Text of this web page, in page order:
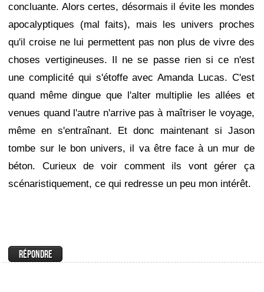
concluante. Alors certes, désormais il évite les mondes
apocalyptiques (mal faits), mais les univers proches
qu'il croise ne lui permettent pas non plus de vivre des
choses vertigineuses. Il ne se passe rien si ce n'est
une complicité qui s'étoffe avec Amanda Lucas. C'est
quand même dingue que l'alter multiplie les allées et
venues quand l'autre n'arrive pas à maîtriser le voyage,
même en s'entraînant. Et donc maintenant si Jason
tombe sur le bon univers, il va être face à un mur de
béton. Curieux de voir comment ils vont gérer ça
scénaristiquement, ce qui redresse un peu mon intérêt.